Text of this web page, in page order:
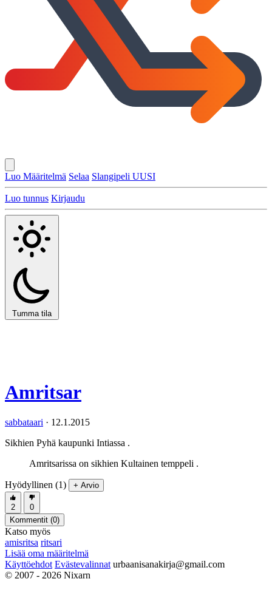
Luo Määritelmä Selaa Slangipeli UUSI
Luo tunnus Kirjaudu
Tumma tila
Amritsar
sabbataari · 12.1.2015
Sikhien Pyhä kaupunki Intiassa .
Amritsarissa on sikhien Kultainen temppeli .
Hyödyllinen (1) + Arvio
2
0
Kommentit (0)
Katso myös
amisritsa ritsari
Lisää oma määritelmä
Käyttöehdot Evästevalinnat urbaanisanakirja@gmail.com
© 2007 - 2026 Nixarn